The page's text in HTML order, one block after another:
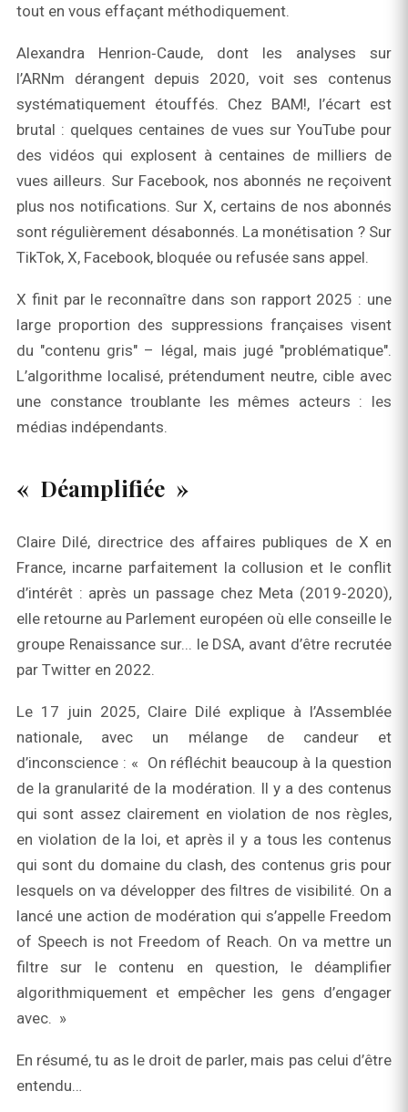
tout en vous effaçant méthodiquement.
Alexandra Henrion‑Caude, dont les analyses sur
l’ARNm dérangent depuis 2020, voit ses contenus
systématiquement étouffés. Chez BAM!, l’écart est
brutal : quelques centaines de vues sur YouTube pour
des vidéos qui explosent à centaines de milliers de
vues ailleurs. Sur Facebook, nos abonnés ne reçoivent
plus nos notifications. Sur X, certains de nos abonnés
sont régulièrement désabonnés. La monétisation ? Sur
TikTok, X, Facebook, bloquée ou refusée sans appel.
X finit par le reconnaître dans son rapport 2025 : une
large proportion des suppressions françaises visent
du "contenu gris" – légal, mais jugé "problématique".
L’algorithme localisé, prétendument neutre, cible avec
une constance troublante les mêmes acteurs : les
médias indépendants.
« Déamplifiée »
Claire Dilé, directrice des affaires publiques de X en
France, incarne parfaitement la collusion et le conflit
d’intérêt : après un passage chez Meta (2019‑2020),
elle retourne au Parlement européen où elle conseille le
groupe Renaissance sur... le DSA, avant d’être recrutée
par Twitter en 2022.
Le 17 juin 2025, Claire Dilé explique à l’Assemblée
nationale, avec un mélange de candeur et
d’inconscience : « On réfléchit beaucoup à la question
de la granularité de la modération. Il y a des contenus
qui sont assez clairement en violation de nos règles,
en violation de la loi, et après il y a tous les contenus
qui sont du domaine du clash, des contenus gris pour
lesquels on va développer des filtres de visibilité. On a
lancé une action de modération qui s’appelle Freedom
of Speech is not Freedom of Reach. On va mettre un
filtre sur le contenu en question, le déamplifier
algorithmiquement et empêcher les gens d’engager
avec. »
En résumé, tu as le droit de parler, mais pas celui d’être
entendu…